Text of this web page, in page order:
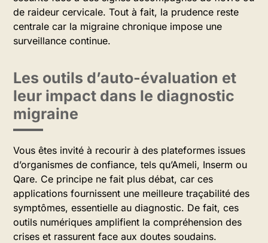
de raideur cervicale. Tout à fait, la prudence reste
centrale car la migraine chronique impose une
surveillance continue.
Les outils d’auto-évaluation et
leur impact dans le diagnostic
migraine
Vous êtes invité à recourir à des plateformes issues
d’organismes de confiance, tels qu’Ameli, Inserm ou
Qare. Ce principe ne fait plus débat, car ces
applications fournissent une meilleure traçabilité des
symptômes, essentielle au diagnostic. De fait, ces
outils numériques amplifient la compréhension des
crises et rassurent face aux doutes soudains.